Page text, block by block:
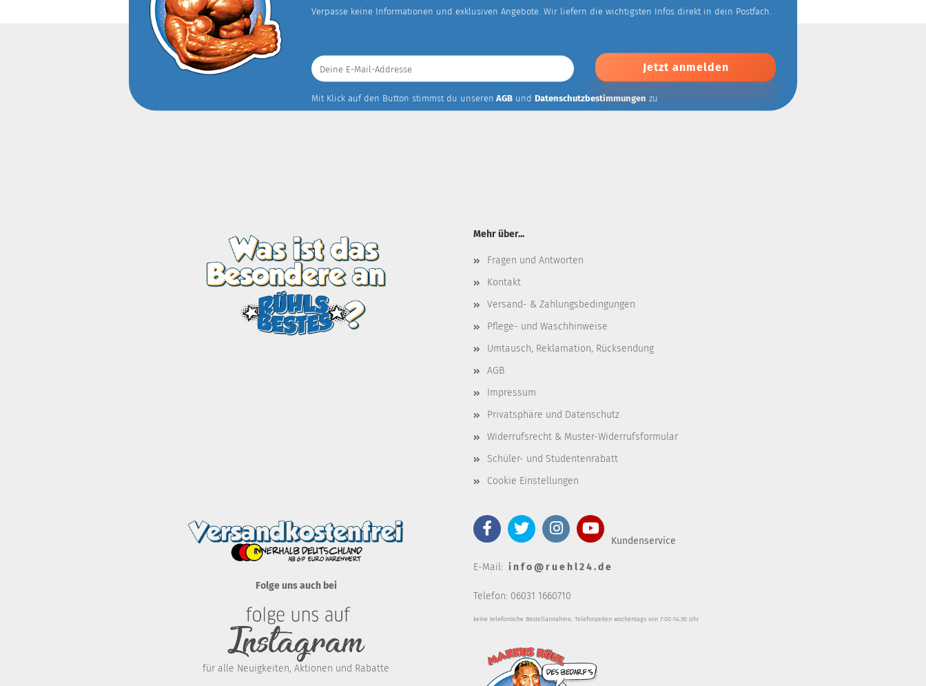
Verpasse keine Informationen und exklusiven Angebote. Wir liefern die wichtigsten Infos direkt in dein Postfach.
Deine
E-
Mail-
Addresse
Mit Klick auf den Button stimmst du unseren AGB und Datenschutzbestimmungen zu
Mehr über...
Fragen und Antworten
Kontakt
Versand- & Zahlungsbedingungen
Pflege- und Waschhinweise
Umtausch, Reklamation, Rücksendung
AGB
Impressum
Privatsphäre und Datenschutz
Widerrufsrecht & Muster-Widerrufsformular
Schüler- und Studentenrabatt
Cookie Einstellungen
Folge uns auch bei
für alle Neuigkeiten, Aktionen und Rabatte
Kundenservice
E-Mail: i n f o @ r u e h l 2 4 . d e
Telefon: 06031 1660710
keine telefonische Bestellannahme, Telefonzeiten wochentags von 7:00-14:30 Uhr